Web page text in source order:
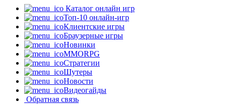
Каталог онлайн игр
Топ-10 онлайн-игр
Клиентские игры
Браузерные игры
Новинки
MMORPG
Стратегии
Шутеры
Новости
Видеогайды
Обратная связь